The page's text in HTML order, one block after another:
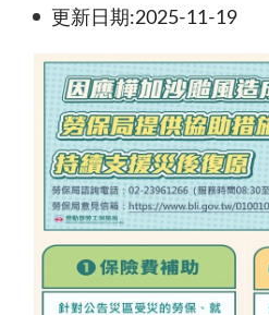
更新日期:2025-11-19